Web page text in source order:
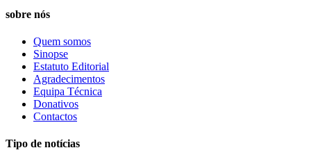
sobre nós
Quem somos
Sinopse
Estatuto Editorial
Agradecimentos
Equipa Técnica
Donativos
Contactos
Tipo de notícias